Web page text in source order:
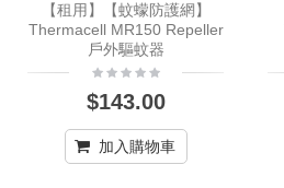
【租用】【蚊蠓防護網】
Thermacell MR150 Repeller
戶外驅蚊器
$143.00
加入購物車